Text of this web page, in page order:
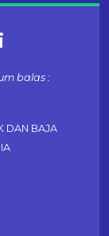
balas :
DAN BAJA